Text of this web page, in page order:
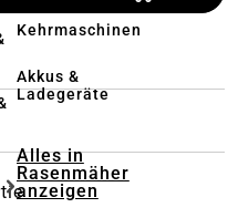
Kehrmaschinen
Akkus &
Ladegeräte
Alles in
Rasenmäher
anzeigen